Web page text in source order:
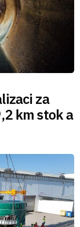
za
km stok a